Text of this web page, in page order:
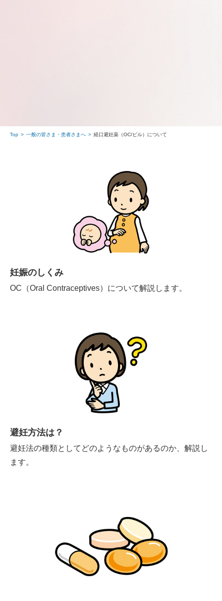
Top 一般の皆さま・患者さまへ 経口避妊薬（OC/ピル）について
妊娠のしくみ
OC（Oral Contraceptives）について解説します。
避妊方法は？
避妊法の種類としてどのようなものがあるのか、解説し
ます。